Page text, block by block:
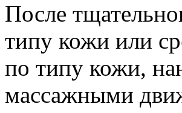
После
типу кожи или
по типу кожи,
массажными